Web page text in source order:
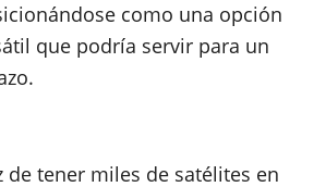
como una opción
que podría servir para un
de tener miles de satélites en